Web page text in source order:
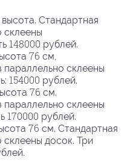
высота. Стандартная
склеены
148000 рублей.
76 см,
склеены
154000 рублей.
76 см.
склеены
170000 рублей.
76 см. Стандартная
досок. Три